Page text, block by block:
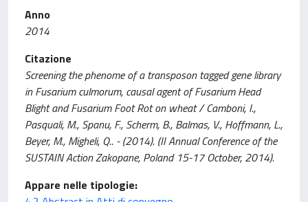
Anno
2014
Citazione
Screening the phenome of a transposon tagged gene library
in Fusarium culmorum, causal agent of Fusarium Head
Blight and Fusarium Foot Rot on wheat / Camboni, I.,
Pasquali, M., Spanu, F., Scherm, B., Balmas, V., Hoffmann, L.,
Beyer, M., Migheli, Q.. - (2014). (II Annual Conference of the
SUSTAIN Action Zakopane, Poland 15-17 October, 2014).
Appare nelle tipologie: